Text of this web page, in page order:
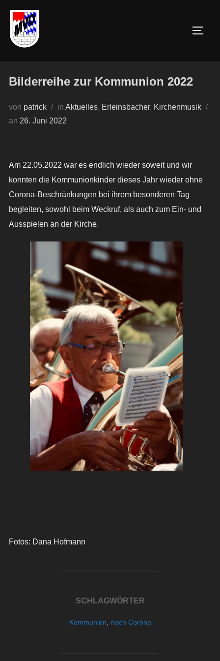
Inhalt
springen
Bilderreihe zur Kommunion 2022
von patrick in Aktuelles, Erleinsbacher, Kirchenmusik
an Veröffentlicht
26. Juni 2022
Am 22.05.2022 war es endlich wieder soweit und wir
konnten die Kommunionkinder dieses Jahr wieder ohne
Corona-Beschränkungen bei ihrem besonderen Tag
begleiten, sowohl beim Weckruf, als auch zum Ein- und
Ausspielen an der Kirche.
Fotos: Dana Hofmann
SCHLAGWÖRTER
Kommunion, nach Corona